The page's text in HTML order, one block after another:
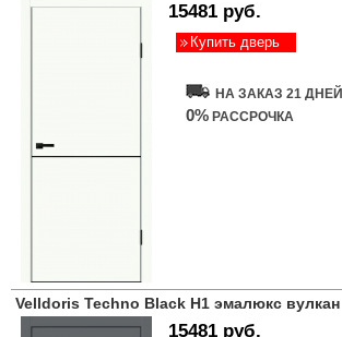
15481 руб.
Купить дверь
НА ЗАКАЗ 21 ДНЕЙ
0% РАССРОЧКА
Velldoris Techno Black H1 эмалюкс вулкан
15481 руб.